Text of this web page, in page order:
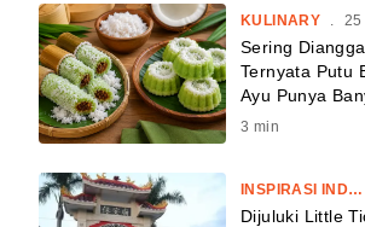
KULINARY
Sering
Ternyata Putu
Ayu Punya
3 min
INSPIRASI INDONESIA
Dijuluki Little